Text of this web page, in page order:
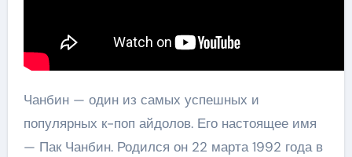
Чанбин — один из самых успешных и
популярных к-поп айдолов. Его настоящее имя
— Пак Чанбин. Родился он 22 марта 1992 года в